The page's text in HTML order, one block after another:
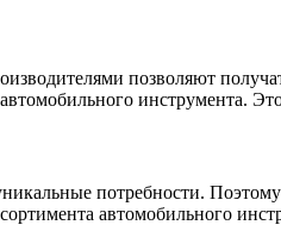
позволяют
инструмента.
потребности. Поэтому
автомобильного